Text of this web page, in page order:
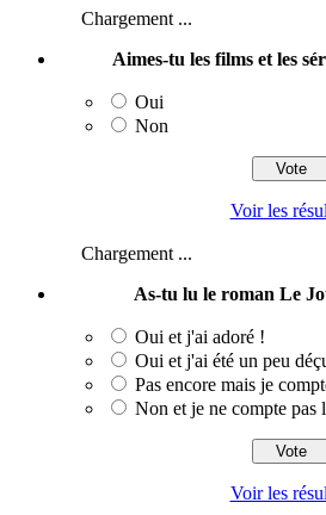
Chargement ...
Aimes-tu les films et les
Oui
Non
Voir les
Chargement ...
As-tu lu le roman Le
Oui et j'ai adoré !
Oui et j'ai été un peu
Pas encore mais je
Non et je ne compte pas
Voir les